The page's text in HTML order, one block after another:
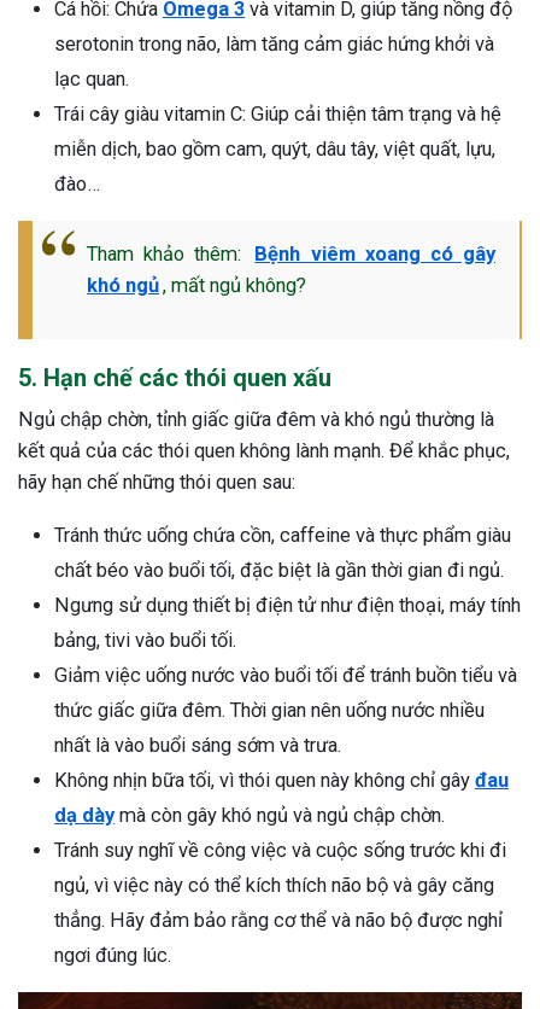
Cá hồi: Chứa Omega 3 và vitamin D, giúp tăng nồng độ
serotonin trong não, làm tăng cảm giác hứng khởi và
lạc quan.
Trái cây giàu vitamin C: Giúp cải thiện tâm trạng và hệ
miễn dịch, bao gồm cam, quýt, dâu tây, việt quất, lựu,
đào…
Tham khảo thêm:
Bệnh viêm xoang có gây
khó ngủ, mất ngủ không?
5. Hạn chế các thói quen xấu
Ngủ chập chờn, tỉnh giấc giữa đêm và khó ngủ thường là
kết quả của các thói quen không lành mạnh. Để khắc phục,
hãy hạn chế những thói quen sau:
Tránh thức uống chứa cồn, caffeine và thực phẩm giàu
chất béo vào buổi tối, đặc biệt là gần thời gian đi ngủ.
Ngưng sử dụng thiết bị điện tử như điện thoại, máy tính
bảng, tivi vào buổi tối.
Giảm việc uống nước vào buổi tối để tránh buồn tiểu và
thức giấc giữa đêm. Thời gian nên uống nước nhiều
nhất là vào buổi sáng sớm và trưa.
Không nhịn bữa tối, vì thói quen này không chỉ gây đau
dạ dàymà còn gây khó ngủ và ngủ chập chờn.
Tránh suy nghĩ về công việc và cuộc sống trước khi đi
ngủ, vì việc này có thể kích thích não bộ và gây căng
thẳng. Hãy đảm bảo rằng cơ thể và não bộ được nghỉ
ngơi đúng lúc.